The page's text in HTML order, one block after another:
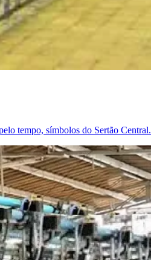
tempo, símbolos do Sertão Central.